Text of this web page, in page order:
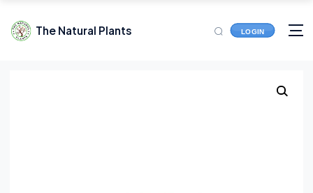
The Natural Plants LOGIN